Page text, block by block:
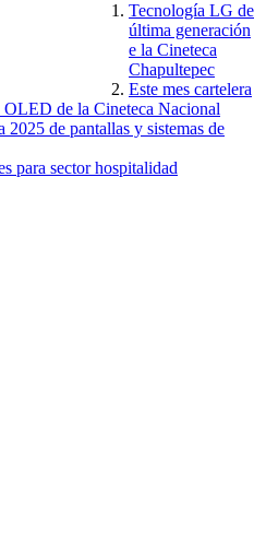
Tecnología LG de
última generación
e la Cineteca
Chapultepec
Este mes cartelera
de la Cineteca Nacional
de pantallas y sistemas de
para sector hospitalidad